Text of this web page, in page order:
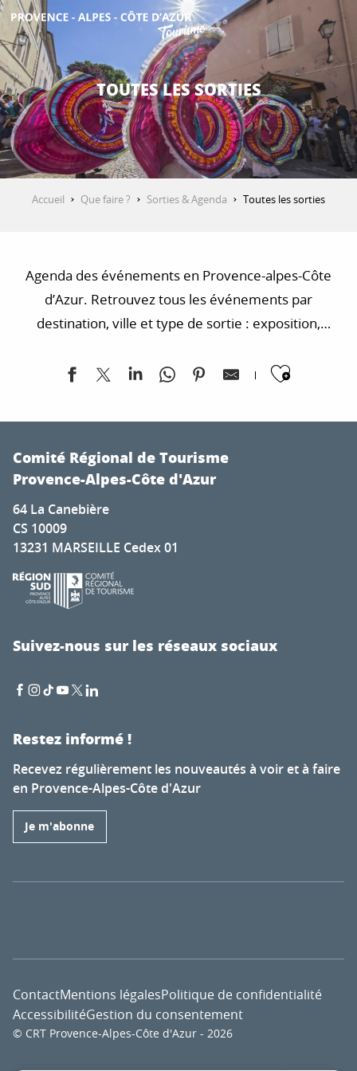
Aller
contenu
principal
DÉCOUVRIR
QUE FAIRE ?
SÉJOURNER
TOUTES LES SORTIES
Accueil Que faire ? Sorties & Agenda Toutes les sorties
Agenda des événements en Provence-alpes-Côte
d’Azur. Retrouvez tous les événements par
destination, ville et type de sortie : exposition,
Dégustation de produits locaux à La Ferme aux Saveurs
Festival Violoncelles en Folie
Whitestone Rock'Fest
Concerts gratuits - Soirées live music
Marché Provençal de Pierrefeu du Var
Les Éphémères : Buissonnières
Soirées Musicales - Les Vendredis et Samedis
Soirée année 80/90
Le marché du centre-ville
Exposition DécouVertes
Comité Régional de Tourisme
Provence-Alpes-Côte d'Azur
64 La Canebière
CS 10009
13231 MARSEILLE Cedex 01
Suivez-nous sur les réseaux sociaux
Restez informé !
Recevez régulièrement les nouveautés à voir et à faire
en Provence-Alpes-Côte d'Azur
Je m'abonne
© CRT Provence-Alpes-Côte d'Azur - 2026
ContactMentions légalesPolitique de confidentialité
AccessibilitéGestion du consentement